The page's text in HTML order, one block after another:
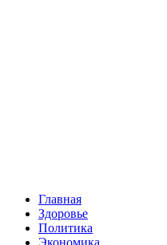
Главная
Здоровье
Политика